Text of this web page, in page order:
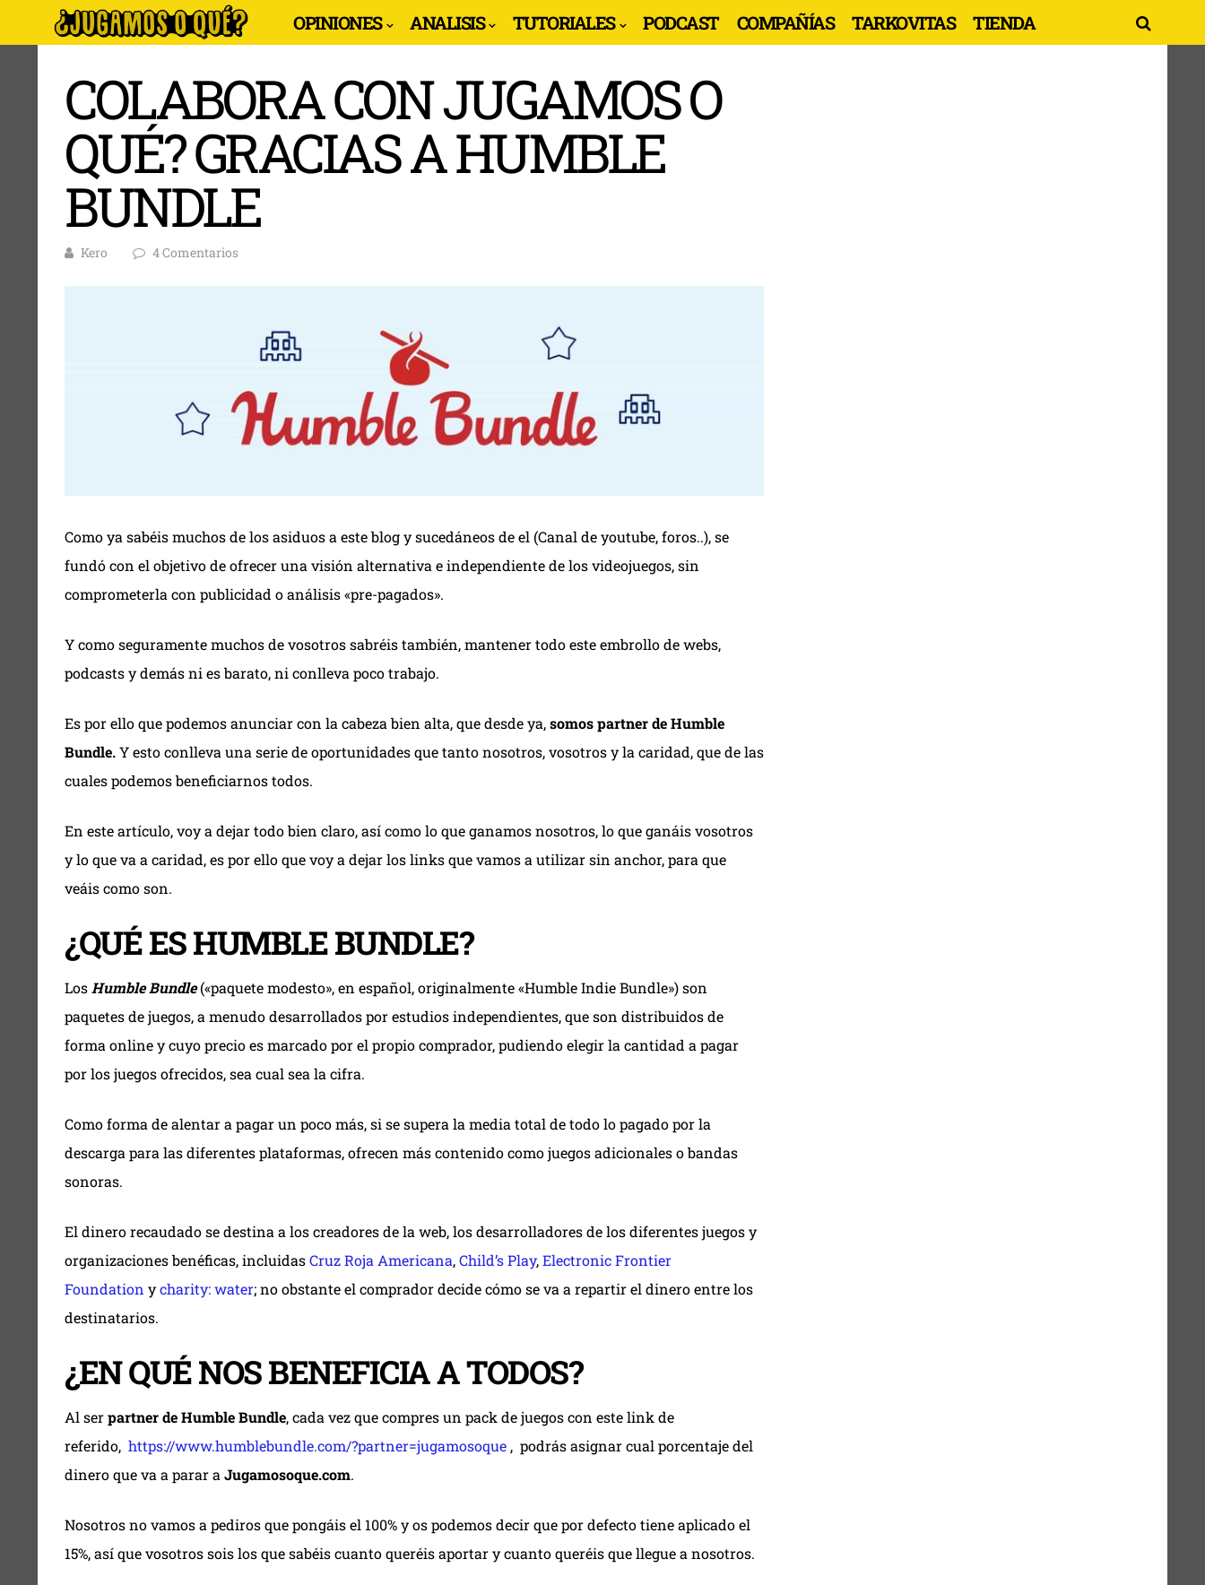
OPINIONES ANALISIS TUTORIALES PODCAST COMPAÑÍAS TARKOVITAS TIENDA
COLABORA CON JUGAMOS O
QUÉ? GRACIAS A HUMBLE
BUNDLE
Kero 4 Comentarios
Como ya sabéis muchos de los asiduos a este blog y sucedáneos de el (Canal de youtube, foros..), se
fundó con el objetivo de ofrecer una visión alternativa e independiente de los videojuegos, sin
comprometerla con publicidad o análisis «pre-pagados».
Y como seguramente muchos de vosotros sabréis también, mantener todo este embrollo de webs,
podcasts y demás ni es barato, ni conlleva poco trabajo.
Es por ello que podemos anunciar con la cabeza bien alta, que desde ya,somos partner de Humble
Bundle.Y esto conlleva una serie de oportunidades que tanto nosotros, vosotros y la caridad, que de las
cuales podemos beneficiarnos todos.
En este artículo, voy a dejar todo bien claro, así como lo que ganamos nosotros, lo que ganáis vosotros
y lo que va a caridad, es por ello que voy a dejar los links que vamos a utilizar sin anchor, para que
veáis como son.
¿QUÉ ES HUMBLE BUNDLE?
LosHumble Bundle(«paquete modesto», en español, originalmente «Humble Indie Bundle») son
paquetes de juegos, a menudo desarrollados por estudios independientes, que son distribuidos de
forma online y cuyo precio es marcado por el propio comprador, pudiendo elegir la cantidad a pagar
por los juegos ofrecidos, sea cual sea la cifra.
Como forma de alentar a pagar un poco más, si se supera la media total de todo lo pagado por la
descarga para las diferentes plataformas, ofrecen más contenido como juegos adicionales o bandas
sonoras.
El dinero recaudado se destina a los creadores de la web, los desarrolladores de los diferentes juegos y
organizaciones benéficas, incluidasCruz Roja Americana,Child’s Play,Electronic Frontier
Foundation ycharity: water; no obstante el comprador decide cómo se va a repartir el dinero entre los
destinatarios.
¿EN QUÉ NOS BENEFICIA A TODOS?
Al serpartner de Humble Bundle, cada vez que compres un pack de juegos con este link de
referido, https://www.humblebundle.com/?partner=jugamosoque , podrás asignar cual porcentaje del
dinero que va a parar a Jugamosoque.com.
Nosotros no vamos a pediros que pongáis el 100% y os podemos decir que por defecto tiene aplicado el
15%, así que vosotros sois los que sabéis cuanto queréis aportar y cuanto queréis que llegue a nosotros.